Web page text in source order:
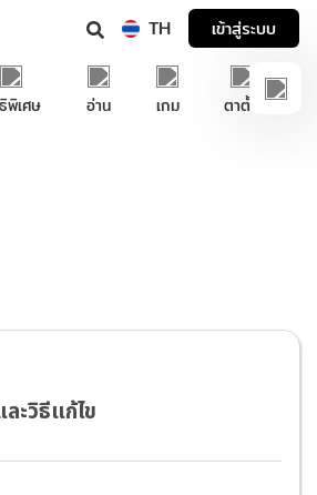
TH เข้าสู่ระบบ
พิเศษ อ่าน เกม ตาตั้ง
ะวิธีแก้ไข